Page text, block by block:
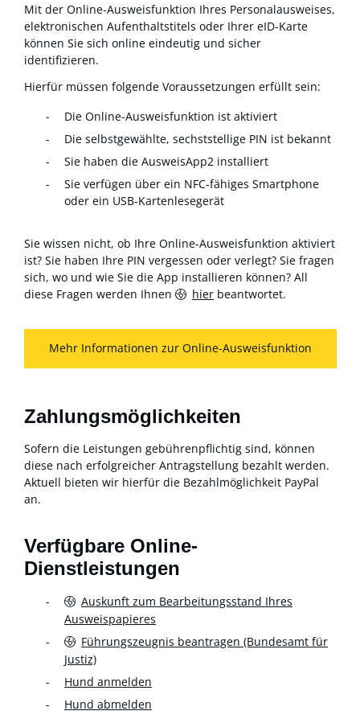
Mit der Online-Ausweisfunktion Ihres Personalausweises,
elektronischen Aufenthaltstitels oder Ihrer eID-Karte
können Sie sich online eindeutig und sicher
identifizieren.
Hierfür müssen folgende Voraussetzungen erfüllt sein:
Die Online-Ausweisfunktion ist aktiviert
Die selbstgewählte, sechststellige PIN ist bekannt
Sie haben die AusweisApp2 installiert
Sie verfügen über ein NFC-fähiges Smartphone
oder ein USB-Kartenlesegerät
Sie wissen nicht, ob Ihre Online-Ausweisfunktion aktiviert
ist? Sie haben Ihre PIN vergessen oder verlegt? Sie fragen
sich, wo und wie Sie die App installieren können? All
diese Fragen werden Ihnen
hier beantwortet.
Mehr Informationen zur Online-Ausweisfunktion
Zahlungsmöglichkeiten
Sofern die Leistungen gebührenpflichtig sind, können
diese nach erfolgreicher Antragstellung bezahlt werden.
Aktuell bieten wir hierfür die Bezahlmöglichkeit PayPal
an.
Verfügbare Online-
Dienstleistungen
Auskunft zum Bearbeitungsstand Ihres
Ausweispapieres
Führungszeugnis beantragen (Bundesamt für
Justiz)
Hund anmelden
Hund abmelden